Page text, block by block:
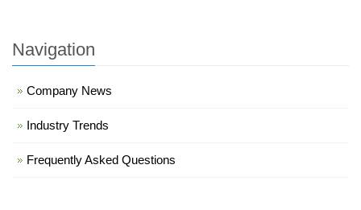
Navigation
Company News
Industry Trends
Frequently Asked Questions